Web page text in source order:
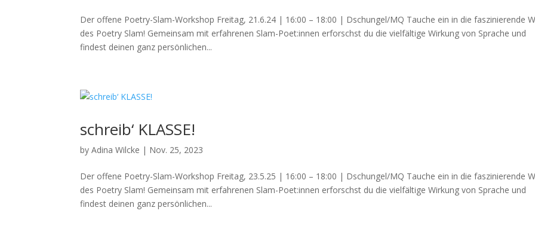
Der offene Poetry-Slam-Workshop Freitag, 21.6.24 | 16:00 – 18:00 | Dschungel/MQ Tauche ein in die faszinierende
des Poetry Slam! Gemeinsam mit erfahrenen Slam-Poet:innen erforschst du die vielfältige Wirkung von Sprache und
findest deinen ganz persönlichen...
schreib‘ KLASSE!
byAdina Wilcke | Nov. 25, 2023
Der offene Poetry-Slam-Workshop Freitag, 23.5.25 | 16:00 – 18:00 | Dschungel/MQ Tauche ein in die faszinierende
des Poetry Slam! Gemeinsam mit erfahrenen Slam-Poet:innen erforschst du die vielfältige Wirkung von Sprache und
findest deinen ganz persönlichen...